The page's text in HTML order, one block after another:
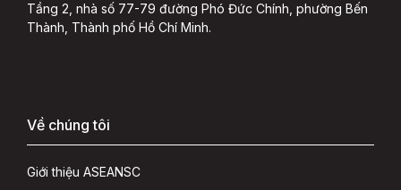
Tầng 2, nhà số 77-79 đường Phó Đức Chính, phường Bến
Thành, Thành phố Hồ Chí Minh.
Về chúng tôi
Giới thiệu ASEANSC